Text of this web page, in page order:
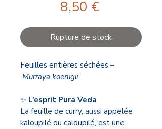
8,50 €Prix
Rupture de stock
Feuilles entières séchées –
Murraya koenigii
✨ L’esprit Pura Veda
La feuille de curry, aussi appelée
kaloupilé ou caloupilé, est une